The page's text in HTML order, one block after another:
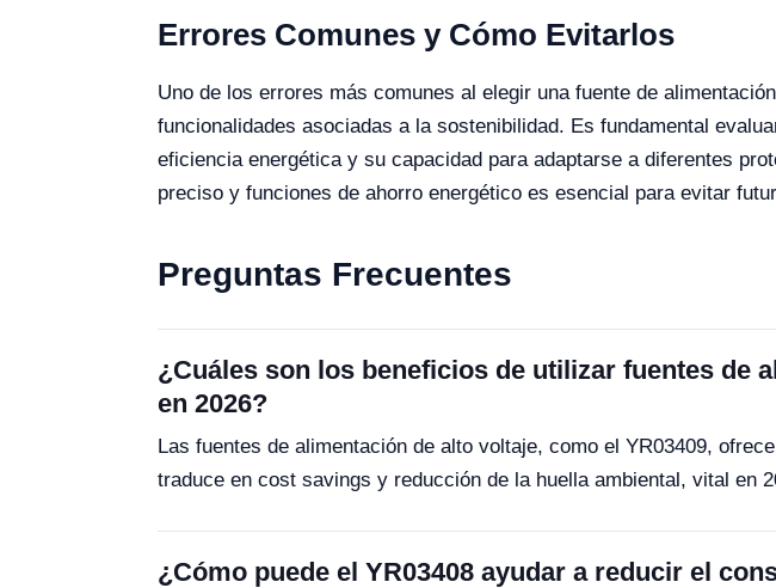
Errores Comunes y Cómo Evitarlos
Uno de los errores más comunes al elegir una fuente de
funcionalidades asociadas a la sostenibilidad. Es fundamental
eficiencia energética y su capacidad para adaptarse a diferentes
preciso y funciones de ahorro energético es esencial para evitar
Preguntas Frecuentes
¿Cuáles son los beneficios de utilizar fuentes de
en 2026?
Las fuentes de alimentación de alto voltaje, como el YR03409,
traduce en cost savings y reducción de la huella ambiental, vital en
¿Cómo puede el YR03408 ayudar a reducir el